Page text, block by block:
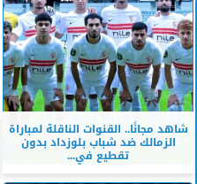
شاهد مجانًا.. القنوات الناقلة لمباراة
الزمالك ضد شباب بلوزداد بدون
تقطيع في...